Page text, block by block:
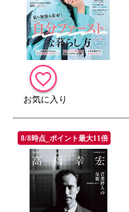
8/8時点_ポイント最大11倍